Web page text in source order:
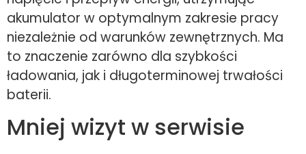
akumulator w optymalnym zakresie pracy
niezależnie od warunków zewnętrznych. Ma
to znaczenie zarówno dla szybkości
ładowania, jak i długoterminowej trwałości
baterii.
Mniej wizyt w serwisie